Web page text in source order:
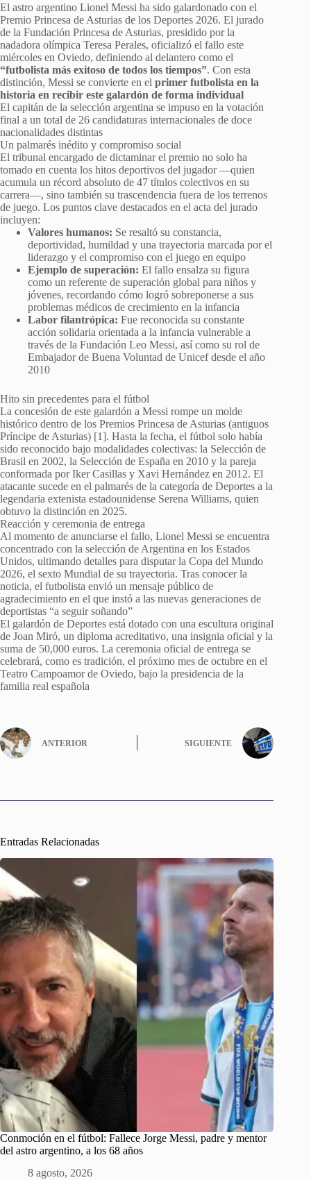
El astro argentino Lionel Messi ha sido galardonado con el
Premio Princesa de Asturias de los Deportes 2026. El jurado
de la Fundación Princesa de Asturias, presidido por la
nadadora olímpica Teresa Perales, oficializó el fallo este
miércoles en Oviedo, definiendo al delantero como el
“futbolista más exitoso de todos los tiempos”. Con esta
distinción, Messi se convierte en el primer futbolista en la
historia en recibir este galardón de forma individual
El capitán de la selección argentina se impuso en la votación
final a un total de 26 candidaturas internacionales de doce
nacionalidades distintas
Un palmarés inédito y compromiso social
El tribunal encargado de dictaminar el premio no solo ha
tomado en cuenta los hitos deportivos del jugador —quien
acumula un récord absoluto de 47 títulos colectivos en su
carrera—, sino también su trascendencia fuera de los terrenos
de juego. Los puntos clave destacados en el acta del jurado
incluyen:
Valores humanos: Se resaltó su constancia,
deportividad, humildad y una trayectoria marcada por el
liderazgo y el compromiso con el juego en equipo
Ejemplo de superación: El fallo ensalza su figura
como un referente de superación global para niños y
jóvenes, recordando cómo logró sobreponerse a sus
problemas médicos de crecimiento en la infancia
Labor filantrópica: Fue reconocida su constante
acción solidaria orientada a la infancia vulnerable a
través de la Fundación Leo Messi, así como su rol de
Embajador de Buena Voluntad de Unicef desde el año
2010
Hito sin precedentes para el fútbol
La concesión de este galardón a Messi rompe un molde
histórico dentro de los Premios Princesa de Asturias (antiguos
Príncipe de Asturias) [1]. Hasta la fecha, el fútbol solo había
sido reconocido bajo modalidades colectivas: la Selección de
Brasil en 2002, la Selección de España en 2010 y la pareja
conformada por Iker Casillas y Xavi Hernández en 2012. El
atacante sucede en el palmarés de la categoría de Deportes a la
legendaria extenista estadounidense Serena Williams, quien
obtuvo la distinción en 2025.
Reacción y ceremonia de entrega
Al momento de anunciarse el fallo, Lionel Messi se encuentra
concentrado con la selección de Argentina en los Estados
Unidos, ultimando detalles para disputar la Copa del Mundo
2026, el sexto Mundial de su trayectoria. Tras conocer la
noticia, el futbolista envió un mensaje público de
agradecimiento en el que instó a las nuevas generaciones de
deportistas “a seguir soñando”
El galardón de Deportes está dotado con una escultura original
de Joan Miró, un diploma acreditativo, una insignia oficial y la
suma de 50,000 euros. La ceremonia oficial de entrega se
celebrará, como es tradición, el próximo mes de octubre en el
Teatro Campoamor de Oviedo, bajo la presidencia de la
familia real española
ANTERIOR SIGUIENTE
Entradas Relacionadas
Conmoción en el fútbol: Fallece Jorge Messi, padre y mentor
del astro argentino, a los 68 años
8 agosto, 2026